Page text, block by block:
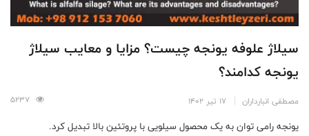
سیلاژ علوفه یونجه چیست؟ مزایا و معایب سیلاژ
یونجه کدامند؟
مصطفی انبارداران 17 تیر 1402
یونجه رامی توان به یک محصول سیلویی با پروتئین بالا تبدیل کرد.